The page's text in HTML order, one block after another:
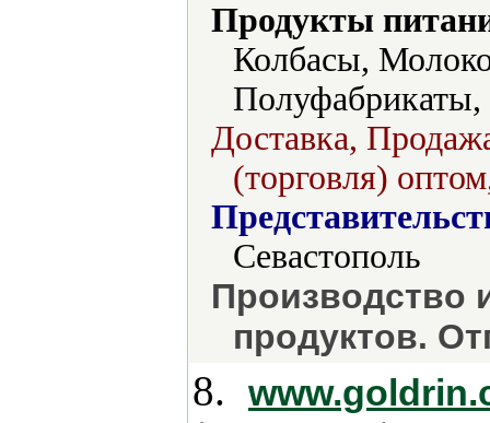
Продукты
Колбасы,
Доставка,
(торговля)
Севастополь
Производство
продуктов.
8.